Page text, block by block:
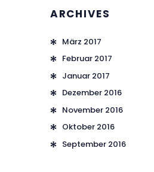
ARCHIVES
März 2017
Februar 2017
Januar 2017
Dezember 2016
November 2016
Oktober 2016
September 2016